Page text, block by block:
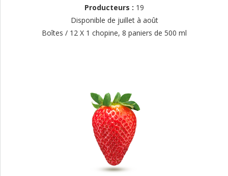
Producteurs : 19
Disponible de juillet à août
Boîtes / 12 X 1 chopine, 8 paniers de 500 ml